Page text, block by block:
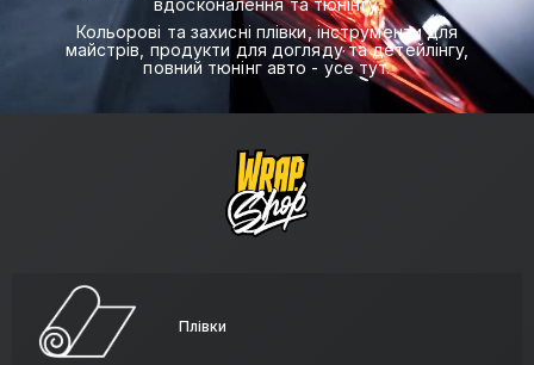
вдосконалення та тюнінгу.
Кольорові та захисні плівки, інструменти для
майстрів, продукти для догляду та детейлінгу,
повний тюнінг авто - усе тут.
Плівки